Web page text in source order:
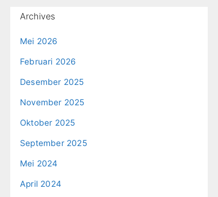
Archives
Mei 2026
Februari 2026
Desember 2025
November 2025
Oktober 2025
September 2025
Mei 2024
April 2024